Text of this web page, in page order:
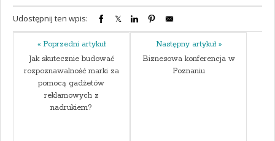
Udostępnij ten wpis:
« Poprzedni artykuł
Jak skutecznie budować
rozpoznawalność marki za
pomocą gadżetów
reklamowych z
nadrukiem?
Następny artykuł »
Biznesowa konferencja w
Poznaniu